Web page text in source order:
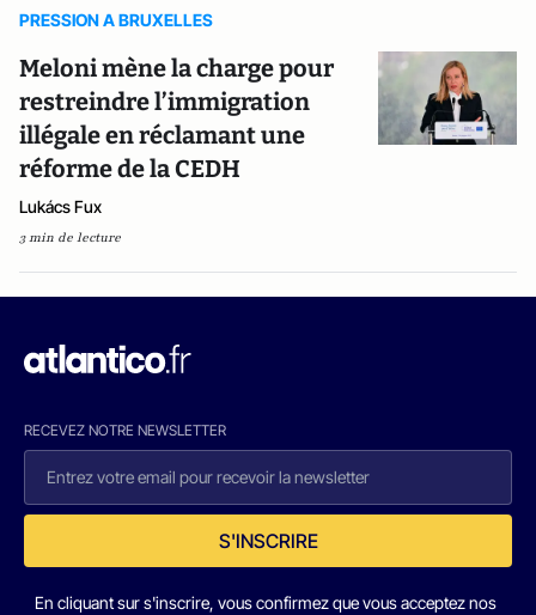
PRESSION A BRUXELLES
Meloni mène la charge pour
restreindre l’immigration
illégale en réclamant une
réforme de la CEDH
Lukács Fux
3 min de lecture
RECEVEZ NOTRE NEWSLETTER
S'INSCRIRE
En cliquant sur s'inscrire, vous confirmez que vous acceptez nos